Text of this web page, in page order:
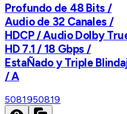
Profundo de 48 Bits /
Audio de 32 Canales /
HDCP / Audio Dolby
HD 7.1 / 18 Gbps /
EstaÑado y Triple
/ A
5081950819